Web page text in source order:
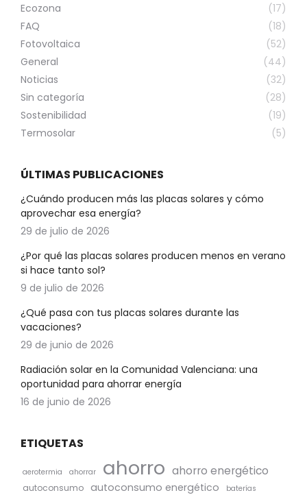
Ecozona
(17)
FAQ
(18)
Fotovoltaica
(52)
General
(44)
Noticias
(32)
Sin categoría
(28)
Sostenibilidad
(19)
Termosolar
(5)
ÚLTIMAS PUBLICACIONES
¿Cuándo producen más las placas solares y cómo
aprovechar esa energía?
29 de julio de 2026
¿Por qué las placas solares producen menos en verano
si hace tanto sol?
9 de julio de 2026
¿Qué pasa con tus placas solares durante las
vacaciones?
29 de junio de 2026
Radiación solar en la Comunidad Valenciana: una
oportunidad para ahorrar energía
16 de junio de 2026
ETIQUETAS
aerotermia ahorrar ahorro ahorro energético
autoconsumo autoconsumo energético baterías